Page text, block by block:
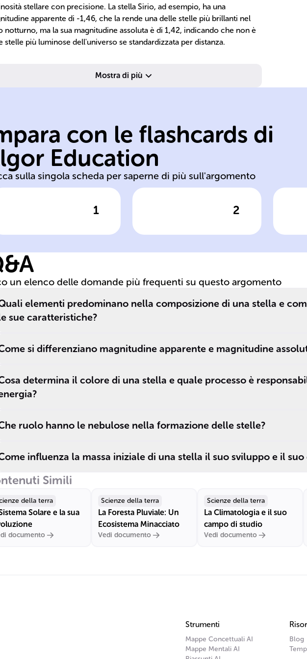
stellare con precisione. La stella Sirio, ad esempio, ha una
apparente di -1,46, che la rende una delle stelle più brillanti nel
notturno, ma la sua magnitudine assoluta è di 1,42, indicando che non è
stelle più luminose dell'universo se standardizzata per distanza.
Mostra di più
con le flashcards di
Education
sulla singola scheda per saperne di più sull'argomento
1
gigantesche sfere
mantenute coese
dalla ______ e
irradiano ______
e ______ a causa
delle reazioni di
nei loro nuclei.
Clicca per vedere la risposta
plasma gravità
luce calore
fusione
2
luminosità
Clicca per vedere la risposta
Utilizzo di
fotometri e
bolometri per
un elenco delle domande più frequenti su questo argomento
elementi predominano nella composizione di una stella e
sue caratteristiche?
si differenziano magnitudine apparente e magnitudine
determina il colore di una stella e quale processo è
ruolo hanno le nebulose nella formazione delle stelle?
influenza la massa iniziale di una stella il suo sviluppo e il
Simili
della terra
Solare e la sua
documento
Scienze della terra
La Foresta Pluviale: Un
Ecosistema Minacciato
Vedi documento
Scienze della terra
La Climatologia e il suo
campo di studio
Vedi documento
Strumenti
Mappe Concettuali AI
Mappe Mentali AI
Blog